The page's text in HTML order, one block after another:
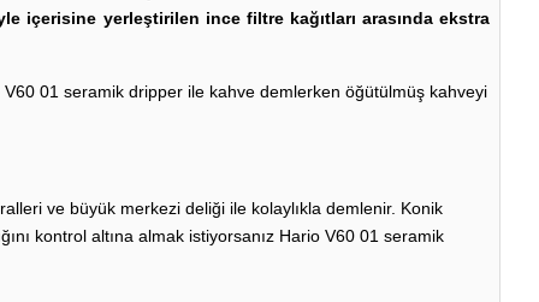
içerisine yerleştirilen ince filtre kağıtları arasında ekstra
01 seramik dripper ile kahve demlerken öğütülmüş kahveyi
ve büyük merkezi deliği ile kolaylıkla demlenir. Konik
kontrol altına almak istiyorsanız Hario V60 01 seramik